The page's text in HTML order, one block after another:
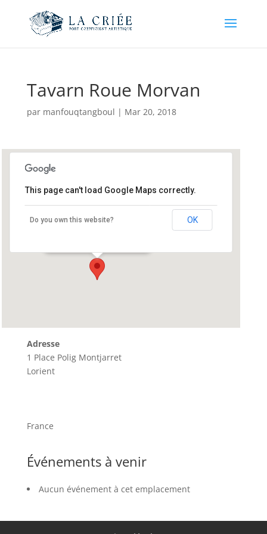
Tavarn Roue Morvan
par manfouqtangboul | Mar 20, 2018
Tavarn Roue Morvan
This page can't load Google Maps correctly.
Do you own this website? OK
Adresse
1 Place Polig Montjarret
Lorient
France
Événements à venir
Aucun événement à cet emplacement